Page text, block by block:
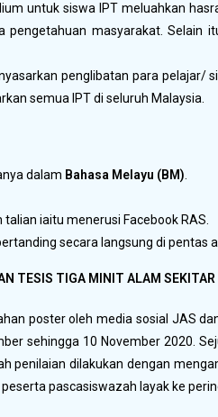
untuk siswa IPT meluahkan
pengetahuan masyarakat. Selain
penglibatan para pelajar/
semua IPT di seluruh Malaysia.
dalam Bahasa Melayu (BM).
talian iaitu menerusi Facebook RAS.
secara langsung di pentas
TESIS TIGA MINIT ALAM
poster oleh media sosial JAS
sehingga 10 November 2020.
penilaian dilakukan dengan
pascasiswazah layak ke